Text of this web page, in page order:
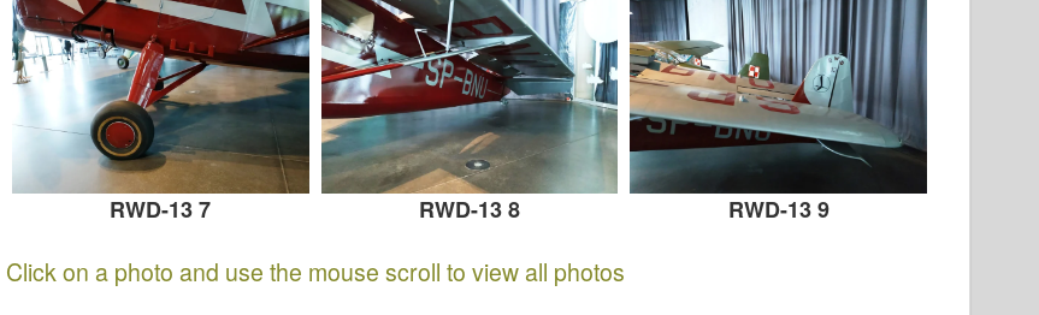
RWD-13 7 RWD-13 8 RWD-13 9
Click on a photo and use the mouse scroll to view all photos